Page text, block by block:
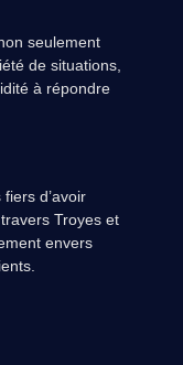
seulement
de situations,
à répondre
d’avoir
Troyes et
envers